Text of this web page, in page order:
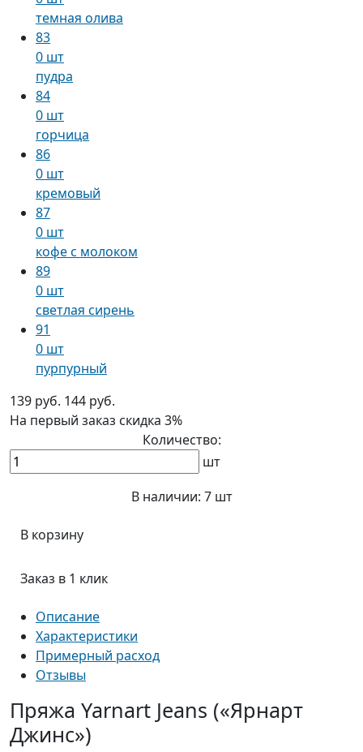
темная олива
83
0 шт
пудра
84
0 шт
горчица
86
0 шт
кремовый
87
0 шт
кофе с молоком
89
0 шт
светлая сирень
91
0 шт
пурпурный
139 руб. 144 руб.
На первый заказ скидка 3%
Количество:
шт
В наличии: 7 шт
В корзину
Заказ в 1 клик
Описание
Характеристики
Примерный расход
Отзывы
Пряжа Yarnart Jeans («Ярнарт
Джинс»)